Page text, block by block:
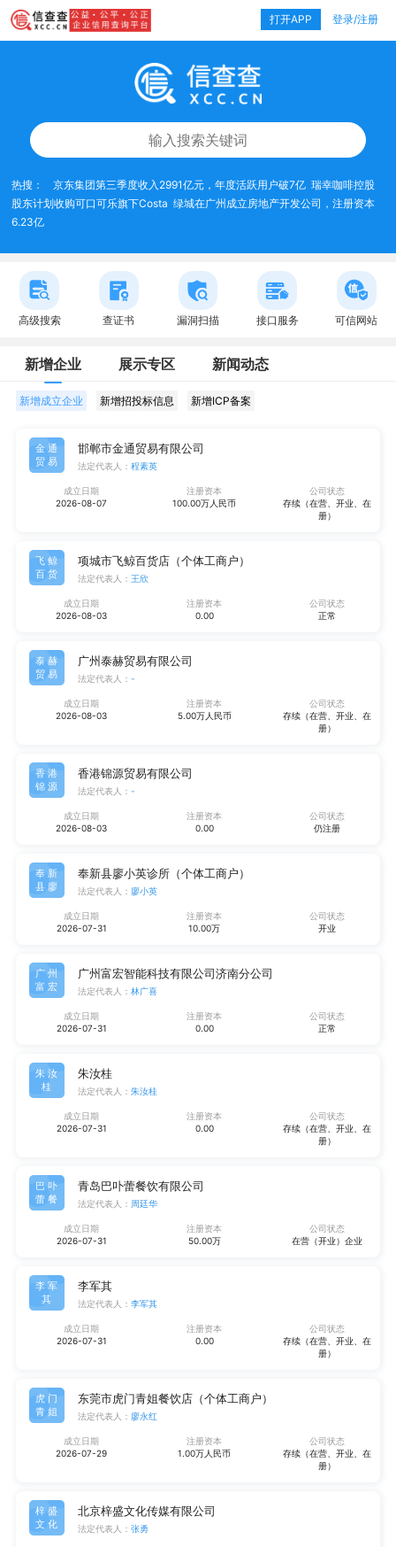
打开APP 登录/注册
热搜： 京东集团第三季度收入2991亿元，年度活跃用户破7亿 瑞幸咖啡控股
股东计划收购可口可乐旗下Costa 绿城在广州成立房地产开发公司，注册资本
6.23亿
高级搜索 查证书 漏洞扫描 接口服务 可信网站
新增企业 展示专区 新闻动态
新增成立企业 新增招投标信息 新增ICP备案
金通
贸易
邯郸市金通贸易有限公司
法定代表人： 程素英
成立日期
2026-08-07
注册资本
100.00万人民币
公司状态
存续（在营、开业、在
册）
飞鲸
百货
项城市飞鲸百货店（个体工商户）
法定代表人： 王欣
成立日期
2026-08-03
注册资本
0.00
公司状态
正常
泰赫
贸易
广州泰赫贸易有限公司
法定代表人： -
成立日期
2026-08-03
注册资本
5.00万人民币
公司状态
存续（在营、开业、在
册）
香港
锦源
香港锦源贸易有限公司
法定代表人： -
成立日期
2026-08-03
注册资本
0.00
公司状态
仍注册
奉新
县廖
奉新县廖小英诊所（个体工商户）
法定代表人： 廖小英
成立日期
2026-07-31
注册资本
10.00万
公司状态
开业
广州
富宏
广州富宏智能科技有限公司济南分公司
法定代表人： 林广喜
成立日期
2026-07-31
注册资本
0.00
公司状态
正常
朱汝
桂
朱汝桂
法定代表人： 朱汝桂
成立日期
2026-07-31
注册资本
0.00
公司状态
存续（在营、开业、在
册）
巴卟
蕾餐
青岛巴卟蕾餐饮有限公司
法定代表人： 周廷华
成立日期
2026-07-31
注册资本
50.00万
公司状态
在营（开业）企业
李军
其
李军其
法定代表人： 李军其
成立日期
2026-07-31
注册资本
0.00
公司状态
存续（在营、开业、在
册）
虎门
青姐
东莞市虎门青姐餐饮店（个体工商户）
法定代表人： 廖永红
成立日期
2026-07-29
注册资本
1.00万人民币
公司状态
存续（在营、开业、在
册）
梓盛
文化
北京梓盛文化传媒有限公司
法定代表人： 张勇